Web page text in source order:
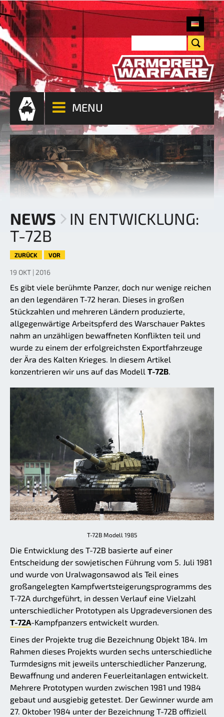
MENU
NEWS
IN ENTWICKLUNG:
T-72B
ZURÜCK VOR
19 OKT | 2016
Es gibt viele berühmte Panzer, doch nur wenige reichen
an den legendären T-72 heran. Dieses in großen
Stückzahlen und mehreren Ländern produzierte,
allgegenwärtige Arbeitspferd des Warschauer Paktes
nahm an unzähligen bewaffneten Konflikten teil und
wurde zu einem der erfolgreichsten Exportfahrzeuge
der Ära des Kalten Krieges. In diesem Artikel
konzentrieren wir uns auf das Modell T-72B.
T-72B Modell 1985
Die Entwicklung des T-72B basierte auf einer
Entscheidung der sowjetischen Führung vom 5. Juli 1981
und wurde von Uralwagonsawod als Teil eines
großangelegten Kampfwertsteigerungsprogramms des
T-72A durchgeführt, in dessen Verlauf eine Vielzahl
unterschiedlicher Prototypen als Upgradeversionen des
T-72A-Kampfpanzers entwickelt wurden.
Eines der Projekte trug die Bezeichnung Objekt 184. Im
Rahmen dieses Projekts wurden sechs unterschiedliche
Turmdesigns mit jeweils unterschiedlicher Panzerung,
Bewaffnung und anderen Feuerleitanlagen entwickelt.
Mehrere Prototypen wurden zwischen 1981 und 1984
gebaut und ausgiebig getestet. Der Gewinner wurde am
27. Oktober 1984 unter der Bezeichnung T-72B offiziell